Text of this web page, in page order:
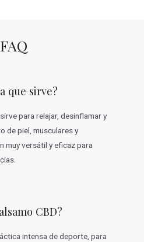
i
o
e
s
FAQ
que sirve?
para relajar, desinflamar y
de piel, musculares y
muy versátil y eficaz para
CBD?
intensa de deporte, para